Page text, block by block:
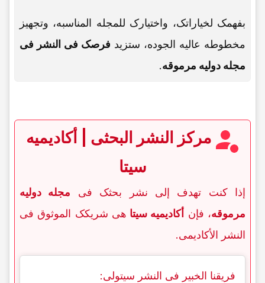
بفهمک لخیاراتک، واختیارک للمجله المناسبه، وتجهیز
مخطوطه عالیه الجوده، ستزید فرصک فی النشر فی
مجله دولیه مرموقه.
مرکز النشر البحثی | أکادیمیه
سیتا
إذا کنت تهدف إلى نشر بحثک فی مجله دولیه
مرموقه، فإن أکادیمیه سیتا هی شریکک الموثوق فی
النشر الأکادیمی.
فریقنا الخبیر فی النشر سیتولى: